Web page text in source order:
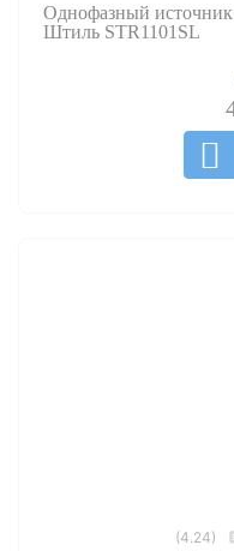
Однофазный источник
Штиль STR1101SL
(4.24)